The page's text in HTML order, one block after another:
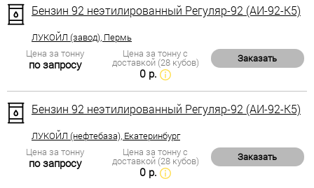
Бензин 92 неэтилированный Регуляр-92 (АИ-92-К5)
ЛУКОЙЛ (завод), Пермь
Цена за тонну
по запросу
Цена за тонну с
доставкой (28 кубов)
0 р.
Заказать
Бензин 92 неэтилированный Регуляр-92 (АИ-92-К5)
ЛУКОЙЛ (нефтебаза), Екатеринбург
Цена за тонну
по запросу
Цена за тонну с
доставкой (28 кубов)
0 р.
Заказать